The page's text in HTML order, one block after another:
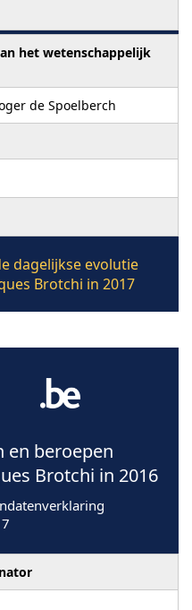
het wetenschappelijk
de Spoelberch
dagelijkse evolutie
Brotchi in 2017
en beroepen
Brotchi in 2016